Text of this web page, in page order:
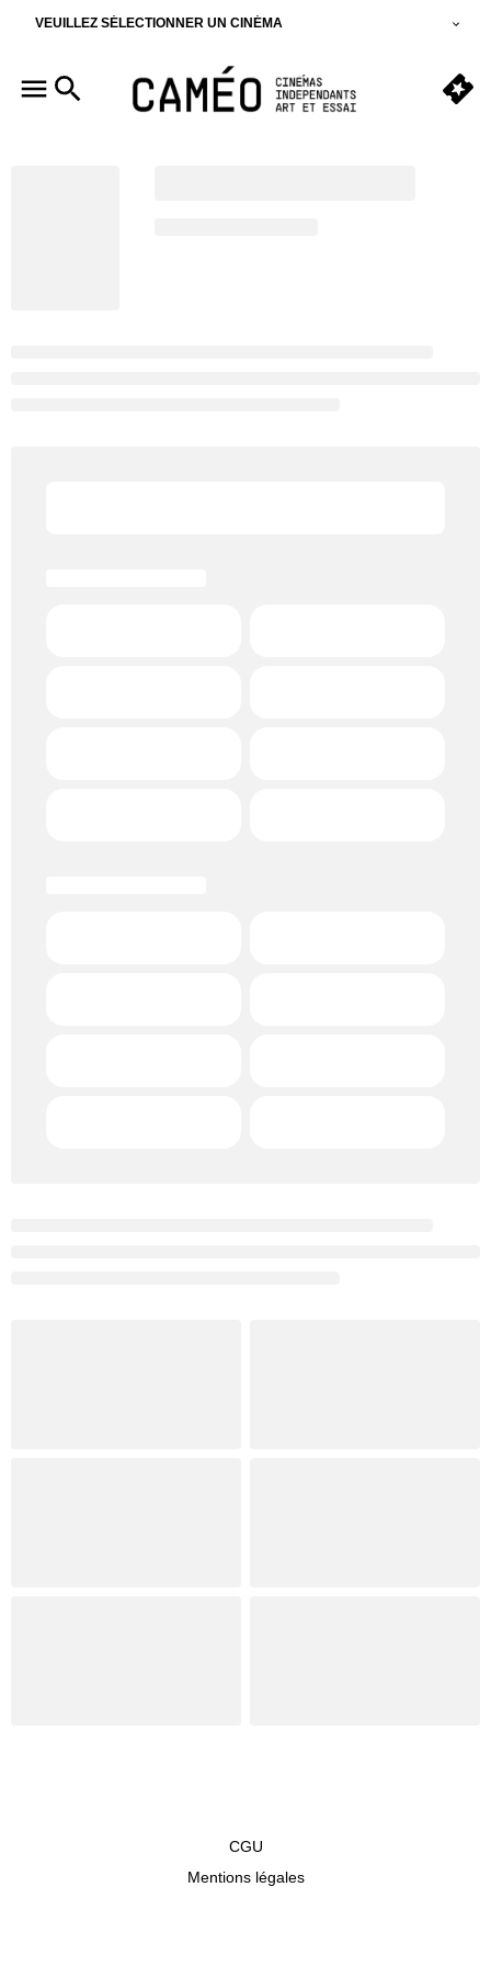
VEUILLEZ SÉLECTIONNER UN CINÉMA
CGU
Mentions légales